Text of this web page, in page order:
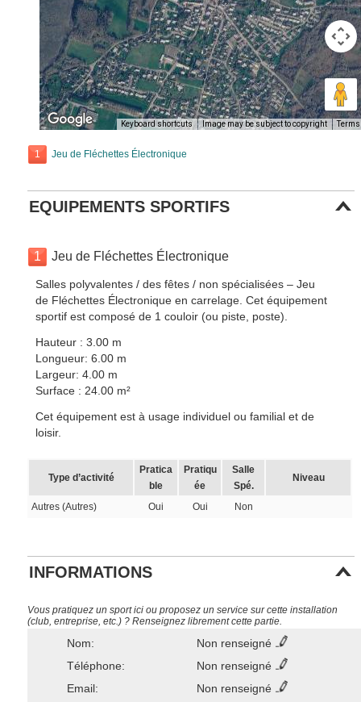
Keyboard shortcuts Image may be subject to copyright Terms
1 Jeu de Fléchettes Électronique
EQUIPEMENTS SPORTIFS
1 Jeu de Fléchettes Électronique
Salles polyvalentes / des fêtes / non spécialisées – Jeu
de Fléchettes Électronique en carrelage. Cet équipement
sportif est composé de 1 couloir (ou piste, poste).
Hauteur : 3.00 m
Longueur: 6.00 m
Largeur: 4.00 m
Surface : 24.00 m²
Cet équipement est à usage individuel ou familial et de
loisir.
Type d’activité
Pratica
ble
Pratiqu
ée
Salle
Spé.
Niveau
Autres (Autres) Oui Oui Non
INFORMATIONS
Vous pratiquez un sport ici ou proposez un service sur cette installation
(club, entreprise, etc.) ? Renseignez librement cette partie.
Nom:
Non renseigné
Téléphone:
Non renseigné
Email:
Non renseigné